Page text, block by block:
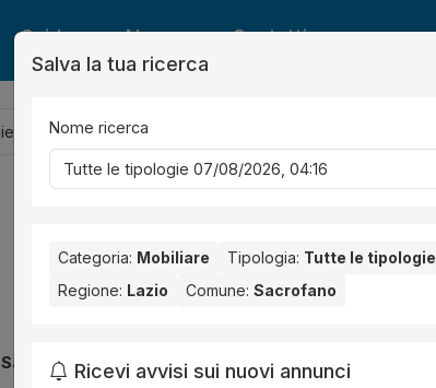
Guide News Contatti
Sacrofano. Nessun risultato per la Provincia selezionata:
Salva la tua ricerca
Nome ricerca
Categoria: Mobiliare Tipologia: Tutte le tipologie
Regione: Lazio Comune: Sacrofano
Ricevi avvisi sui nuovi annunci